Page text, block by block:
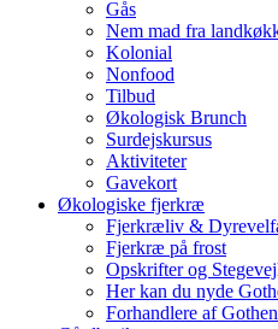
Gås
Nem mad fra
Kolonial
Nonfood
Tilbud
Økologisk Brunch
Surdejskursus
Aktiviteter
Gavekort
Økologiske fjerkræ
Fjerkræliv &
Fjerkræ på frost
Opskrifter og
Her kan du nyde
Forhandlere af